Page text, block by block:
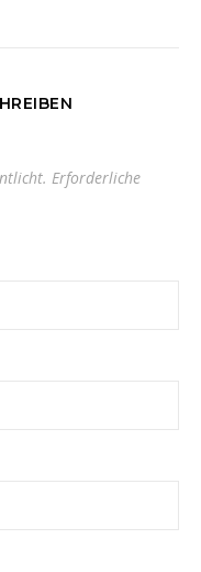
Erforderliche